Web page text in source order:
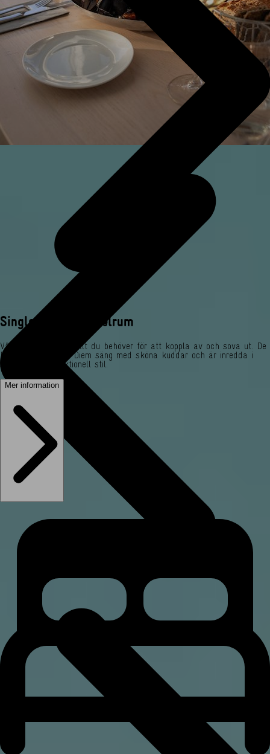
Single Room - Enkelrum
Våra enkelrum har allt du behöver för att koppla av och sova ut. De
har en lyxig Carpe Diem säng med sköna kuddar och är inredda i
skandinavisk funktionell stil.
Mer information